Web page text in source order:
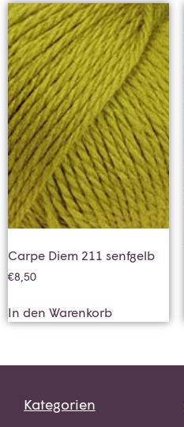
Carpe Diem 211 senfgelb
€8,50
In den Warenkorb
Kategorien